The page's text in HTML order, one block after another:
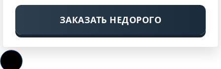
ЗАКАЗАТЬ НЕДОРОГО